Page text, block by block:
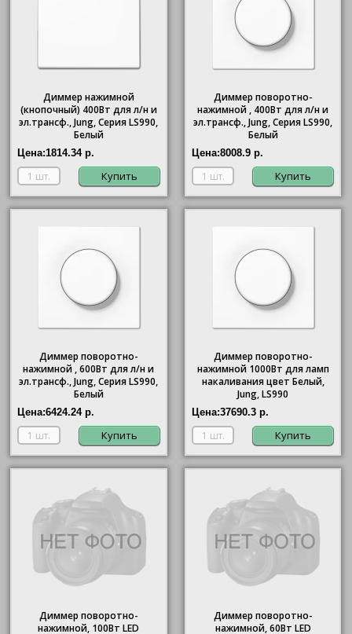
Диммер нажимной
(кнопочный) 400Вт для л/н и
эл.трансф., Jung, Серия LS990,
Белый
Цена:1814.34 р.
Купить
Диммер поворотно-
нажимной , 400Вт для л/н и
эл.трансф., Jung, Серия LS990,
Белый
Цена:8008.9 р.
Купить
Диммер поворотно-
нажимной , 600Вт для л/н и
эл.трансф., Jung, Серия LS990,
Белый
Цена:6424.24 р.
Купить
Диммер поворотно-
нажимной 1000Вт для ламп
накаливания цвет Белый,
Jung, LS990
Цена:37690.3 р.
Купить
Диммер поворотно-
нажимной, 100Вт LED
Диммер поворотно-
нажимной, 60Вт LED